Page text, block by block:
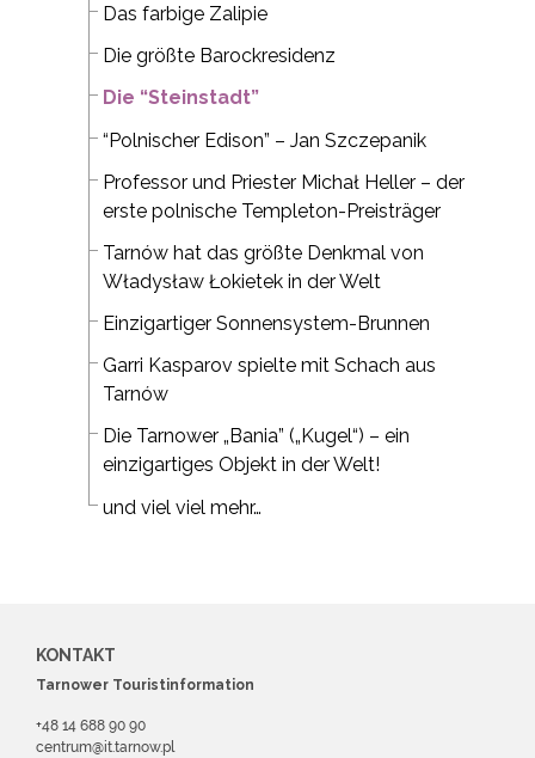
Das farbige Zalipie
Die größte Barockresidenz
Die “Steinstadt”
“Polnischer Edison” – Jan Szczepanik
Professor und Priester Michał Heller – der
erste polnische Templeton-Preisträger
Tarnów hat das größte Denkmal von
Władysław Łokietek in der Welt
Einzigartiger Sonnensystem-Brunnen
Garri Kasparov spielte mit Schach aus
Tarnów
Die Tarnower „Bania” („Kugel“) – ein
einzigartiges Objekt in der Welt!
und viel viel mehr…
KONTAKT
Tarnower Touristinformation
+48 14 688 90 90
centrum@it.tarnow.pl